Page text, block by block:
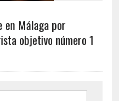
en Málaga por
objetivo número 1